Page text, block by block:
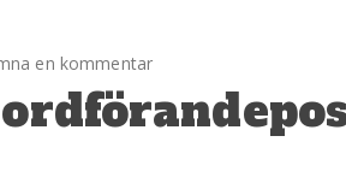
en kommentar